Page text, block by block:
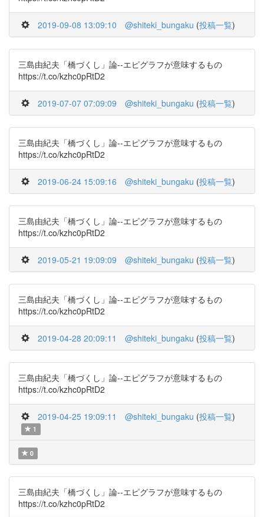
2019-09-08 13:09:10 @shiteki_bungaku (投稿一覧)
三島由紀夫「橋づくし」論--エピグラフが意味するもの
https://t.co/kzhc0pRtD2
2019-07-07 07:09:09 @shiteki_bungaku (投稿一覧)
三島由紀夫「橋づくし」論--エピグラフが意味するもの
https://t.co/kzhc0pRtD2
2019-06-24 15:09:16 @shiteki_bungaku (投稿一覧)
三島由紀夫「橋づくし」論--エピグラフが意味するもの
https://t.co/kzhc0pRtD2
2019-05-21 19:09:09 @shiteki_bungaku (投稿一覧)
三島由紀夫「橋づくし」論--エピグラフが意味するもの
https://t.co/kzhc0pRtD2
2019-04-28 20:09:11 @shiteki_bungaku (投稿一覧)
三島由紀夫「橋づくし」論--エピグラフが意味するもの
https://t.co/kzhc0pRtD2
2019-04-25 19:09:11 @shiteki_bungaku (投稿一覧)
1
0
三島由紀夫「橋づくし」論--エピグラフが意味するもの
https://t.co/kzhc0pRtD2